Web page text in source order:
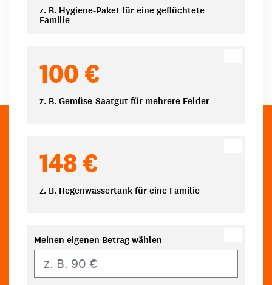
z. B. Hygiene-Paket für eine geflüchtete
Familie
100 €
z. B. Gemüse-Saatgut für mehrere Felder
148 €
z. B. Regenwassertank für eine Familie
Meinen eigenen Betrag wählen